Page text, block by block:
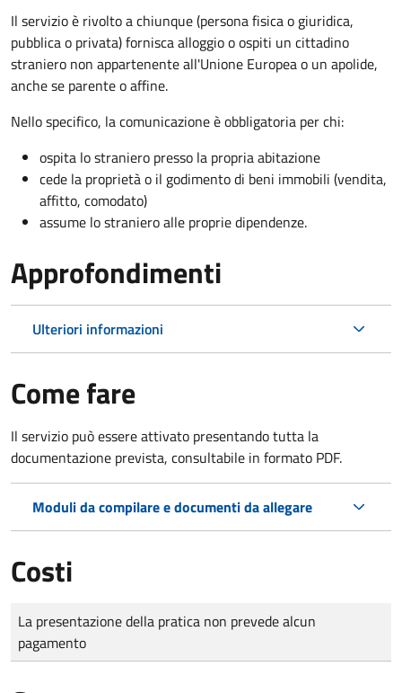
Il servizio è rivolto a chiunque (persona fisica o giuridica,
pubblica o privata) fornisca alloggio o ospiti un cittadino
straniero non appartenente all'Unione Europea o un apolide,
anche se parente o affine.
Nello specifico, la comunicazione è obbligatoria per chi:
ospita lo straniero presso la propria abitazione
cede la proprietà o il godimento di beni immobili (vendita,
affitto, comodato)
assume lo straniero alle proprie dipendenze.
Approfondimenti
Ulteriori informazioni
Come fare
Il servizio può essere attivato presentando tutta la
documentazione prevista, consultabile in formato PDF.
Moduli da compilare e documenti da allegare
Costi
Tipo di pagamento
Importo
La presentazione della pratica non prevede alcun
pagamento